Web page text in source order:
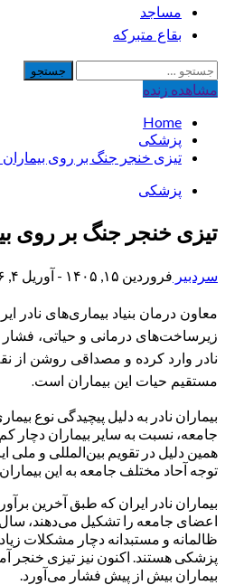
مساجد
بقاع متبرکه
جستجو
برای:
مشاهده‌ زنده
Home
پزشکی
تیزی خنجر جنگ بر روی بیماران
پزشکی
تیزی خنجر جنگ بر روی
سردبیر فروردین ۱۵, ۱۴۰۵ - آوریل ۴, ۲۰۲۶
معاون درمان بنیاد بیماری‌های نادر
زیرساخت‌های درمانی و حیاتی، فشار
نادر وارد کرده و مصداقی روشن از
مستقیم حیات این بیماران است.
بیماران نادر به دلیل پیچیدگی نوع
جامعه، نسبت به سایر بیماران دچار
همین دلیل در تقویم بین‌المللی و ملی
توجه آحاد مختلف جامعه به این
اعضای جامعه را تشکیل می‌دهند،
ظالمانه و مستبدانه دچار مشکلات
پزشکی هستند. اکنون نیز تیزی خنجر
بیماران بیش از پیش فشار می‌آورد.